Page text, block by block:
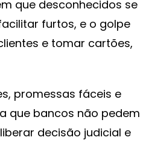
que desconhecidos se
furtos, e o golpe
e tomar cartões,
promessas fáceis e
que bancos não pedem
decisão judicial e